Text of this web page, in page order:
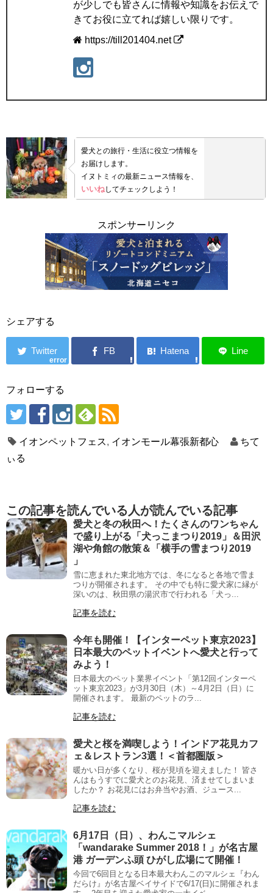
が少しでも皆さんに情報や知識をお伝えで
きてお役に立てれば嬉しい限りです。
https://till201404.net
愛犬との旅行・生活に役立つ情報を
お届けします。
イヌトミィの最新ニュース情報を、
いいねしてチェックしよう！
スポンサーリンク
シェアする
error
フォローする
イオンペットフェス, イオンモール幕張新都心
ちて
ぃる
この記事を読んでいる人が読んでいる記事
愛犬と冬の秋田へ！たくさんのワンちゃん
で盛り上がる「犬っこまつり2019」＆田沢
湖や角館の散策＆「横手の雪まつり2019
」
雪に恵まれた東北地方では、冬になると各地で雪ま
つりが開催されます。 その中でも特に愛犬家に縁が
深いのは、秋田県の湯沢市で行われる「犬っ...
記事を読む
今年も開催！【インターペット東京2023】
日本最大のペットイベントへ愛犬と行って
みよう！
日本最大のペット業界イベント「第12回インターペ
ット東京2023」が3月30日（木）～4月2日（日）に
開催されます。 最新のペットのラ...
記事を読む
愛犬と桜を満喫しよう！インドア花見カフ
ェ＆レストラン3選！＜首都圏版＞
暖かい日が多くなり、桜が見頃を迎えました！ 皆さ
んはもうすでに愛犬とのお花見、済ませてしまいま
したか？ お花見にはお弁当やお酒、ジュース...
記事を読む
6月17日（日）、わんこマルシェ
「wandarake Summer 2018！」が名古屋
港 ガーデンふ頭 ひがし広場にて開催！
今回で6回目となる日本最大わんこのマルシェ『わん
だらけ』が名古屋ベイサイドで6/17(日)に開催されま